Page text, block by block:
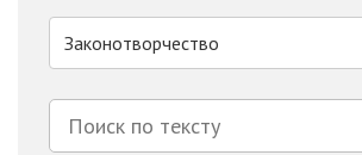
Законотворчество